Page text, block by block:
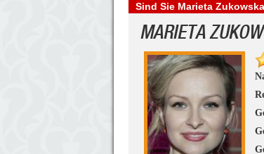
Sind Sie Marieta
MARIETA